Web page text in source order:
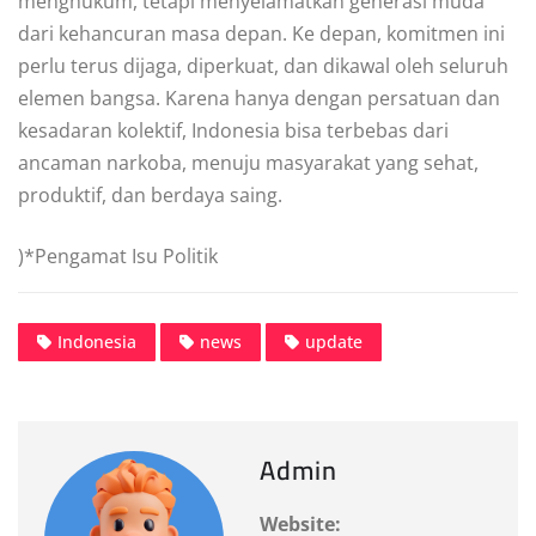
dari kehancuran masa depan. Ke depan, komitmen ini
perlu terus dijaga, diperkuat, dan dikawal oleh seluruh
elemen bangsa. Karena hanya dengan persatuan dan
kesadaran kolektif, Indonesia bisa terbebas dari
ancaman narkoba, menuju masyarakat yang sehat,
produktif, dan berdaya saing.
)*Pengamat Isu Politik
Indonesia news update
Admin
Website: